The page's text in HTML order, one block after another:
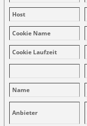
Host
Cookie Name
Cookie Laufzeit
Name
Anbieter